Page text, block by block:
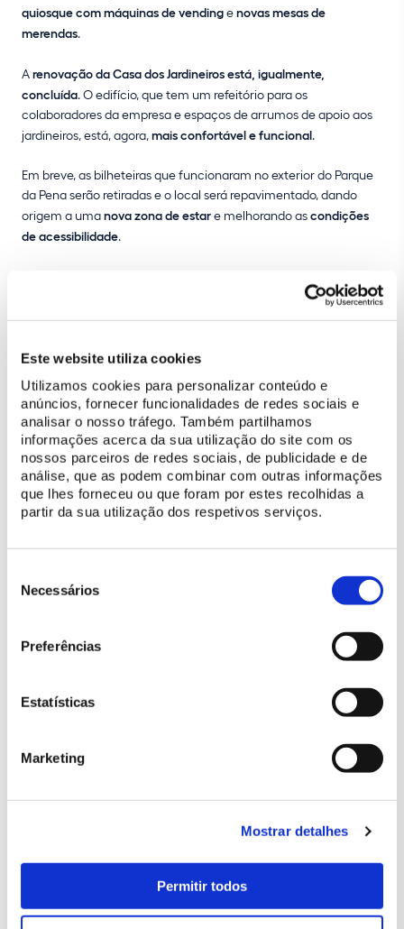
Este website utiliza cookies
Utilizamos cookies para personalizar conteúdo e
anúncios, fornecer funcionalidades de redes sociais e
analisar o nosso tráfego. Também partilhamos
informações acerca da sua utilização do site com os
nossos parceiros de redes sociais, de publicidade e de
análise, que as podem combinar com outras informações
que lhes forneceu ou que foram por estes recolhidas a
partir da sua utilização dos respetivos serviços.
Necessários
Preferências
Estatísticas
Marketing
Mostrar detalhes
Permitir todos
quiosque com máquinas de vendingenovas mesas de
merendas.
Arenovação da Casa dos Jardineiros está, igualmente,
concluída. O edifício, que tem um refeitório para os
colaboradores da empresa e espaços de arrumos de apoio aos
jardineiros, está, agora,mais confortável e funcional.
Em breve, as bilheteiras que funcionaram no exterior do Parque
da Pena serão retiradas e o local será repavimentado, dando
origem a umanova zona de estare melhorando ascondições
de acessibilidade.
pela Parques de Sintra receberam cerca de
tendo a empresa investido
40 milhões de euros
no património
edificado e natural à sua guarda. Sem recorrer ao orçamento de
Estado, a Parques de Sintra aposta num modelo de gestão
pioneiro que assenta na capacidade de o património gerar
receitas que são depois reinvestidas na sua recuperação e
manutenção. Continuando na mesma linha de atuação,
futuramente, a empresa prevê investir mais cerca de 30 milhões
de euros na valorização dos parques e monumentos que gere.